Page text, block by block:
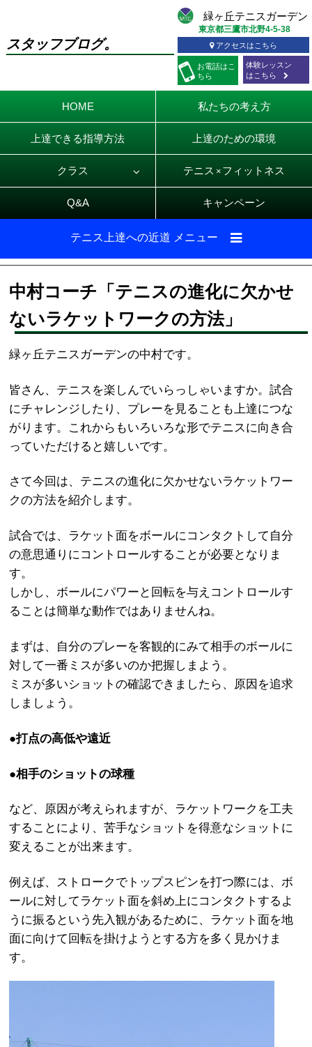
スタッフブログ。
お電話はこ
ちら
東京都三鷹市北野4-5-38
アクセスはこちら
体験レッスン
はこちら
HOME 私たちの考え方
上達できる指導方法 上達のための環境
クラス テニス × フィットネス
Q&A キャンペーン
テニス上達への近道 メニュー
中村コーチ「テニスの進化に欠かせ
ないラケットワークの方法」
緑ヶ丘テニスガーデンの中村です。
皆さん、テニスを楽しんでいらっしゃいますか。試合
にチャレンジしたり、プレーを見ることも上達につな
がります。これからもいろいろな形でテニスに向き合
っていただけると嬉しいです。
さて今回は、テニスの進化に欠かせないラケットワー
クの方法を紹介します。
試合では、ラケット面をボールにコンタクトして自分
の意思通りにコントロールすることが必要となりま
す。
しかし、ボールにパワーと回転を与えコントロールす
ることは簡単な動作ではありませんね。
まずは、自分のプレーを客観的にみて相手のボールに
対して一番ミスが多いのか把握しまよう。
ミスが多いショットの確認できましたら、原因を追求
しましょう。
●打点の高低や遠近
●相手のショットの球種
など、原因が考えられますが、ラケットワークを工夫
することにより、苦手なショットを得意なショットに
変えることが出来ます。
例えば、ストロークでトップスピンを打つ際には、ボ
ールに対してラケット面を斜め上にコンタクトするよ
うに振るという先入観があるために、ラケット面を地
面に向けて回転を掛けようとする方を多く見かけま
す。